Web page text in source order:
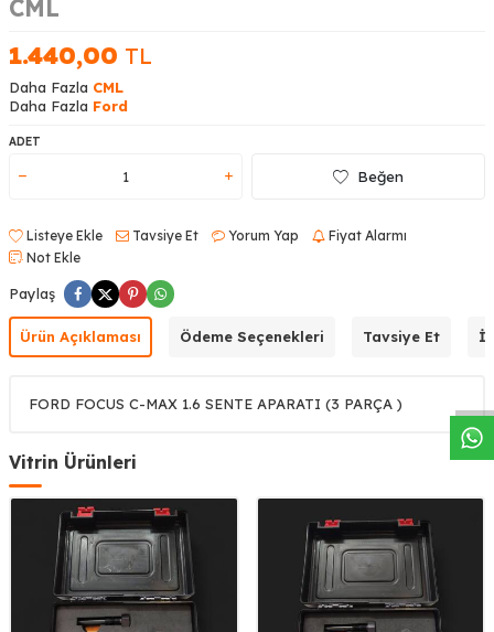
WhasappDesteHatt
CML
1.440,00 TL
Daha Fazla CML
Daha Fazla Ford
ADET
Beğen
Listeye Ekle Tavsiye Et Yorum Yap
Fiyat Alarmı
Not Ekle
Paylaş
Ürün Açıklaması Ödeme Seçenekleri Tavsiye Et
FORD FOCUS C-MAX 1.6 SENTE APARATI (3 PARÇA )
Vitrin Ürünleri